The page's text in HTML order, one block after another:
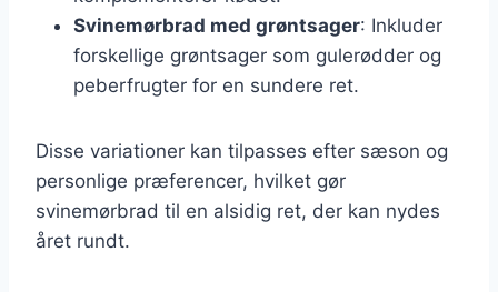
Svinemørbrad med grøntsager: Inkluder
forskellige grøntsager som gulerødder og
peberfrugter for en sundere ret.
Disse variationer kan tilpasses efter sæson og
personlige præferencer, hvilket gør
svinemørbrad til en alsidig ret, der kan nydes
året rundt.